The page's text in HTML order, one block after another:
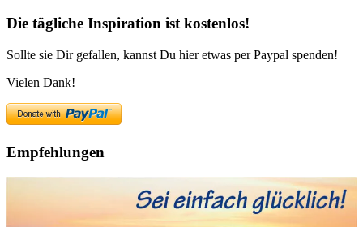
Die tägliche Inspiration ist kostenlos!
Sollte sie Dir gefallen, kannst Du hier etwas per Paypal spenden!
Vielen Dank!
Empfehlungen